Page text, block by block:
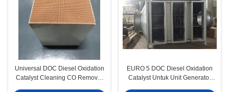
Universal DOC Diesel Oxidation
Catalyst Cleaning CO Removal
EURO 5 DOC Diesel Oxidation
Catalyst Untuk Unit Generator